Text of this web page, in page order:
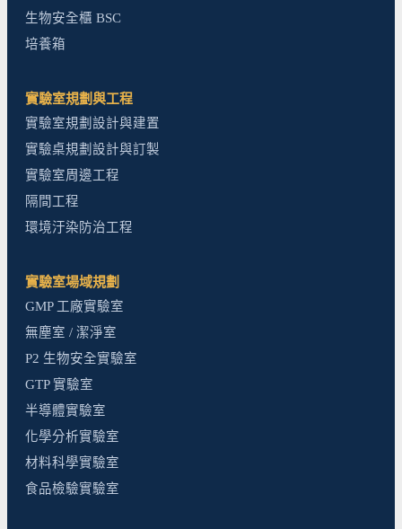
生物安全櫃 BSC
培養箱
實驗室規劃與工程
實驗室規劃設計與建置
實驗桌規劃設計與訂製
實驗室周邊工程
隔間工程
環境汙染防治工程
實驗室場域規劃
GMP 工廠實驗室
無塵室 / 潔淨室
P2 生物安全實驗室
GTP 實驗室
半導體實驗室
化學分析實驗室
材料科學實驗室
食品檢驗實驗室